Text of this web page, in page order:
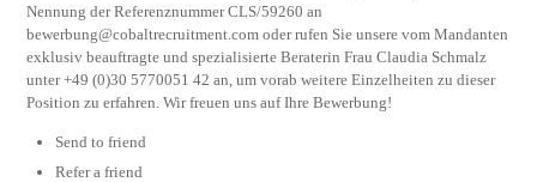
Nennung der Referenznummer CLS/59260 an
bewerbung@cobaltrecruitment.com oder rufen Sie unsere vom Mandanten
exklusiv beauftragte und spezialisierte Beraterin Frau Claudia Schmalz
unter +49 (0)30 5770051 42 an, um vorab weitere Einzelheiten zu dieser
Position zu erfahren. Wir freuen uns auf Ihre Bewerbung!
Send to friend
Refer a friend